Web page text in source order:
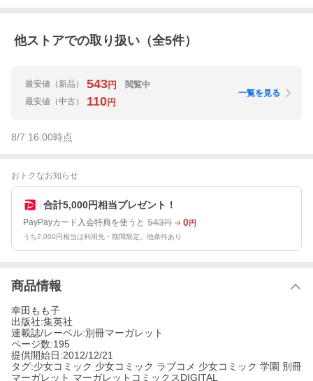
他ストアでの取り扱い（全5件）
最安値 （新品） 543円
閲覧中
最安値 （中古） 110円
一覧を見る
8/7 16:00時点
おトクなお知らせ
合計5,000円相当プレゼント！
PayPayカード入会特典を使うと 543円 0円
うち2,000円相当は利用先・期間限定。他条件あり
商品情報
幸田もも子
出版社:集英社
連載誌/レーベル:別冊マーガレット
ページ数:195
提供開始日:2012/12/21
タグ:少女コミック 少女コミック ラブコメ 少女コミック 学園 別冊
マーガレット マーガレットコミックスDIGITAL